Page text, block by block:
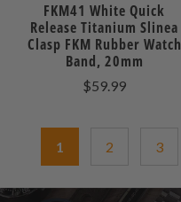
FKM41 White Quick
Release Titanium Slinea
Clasp FKM Rubber Watch
Band, 20mm
$59.99
1 2 3